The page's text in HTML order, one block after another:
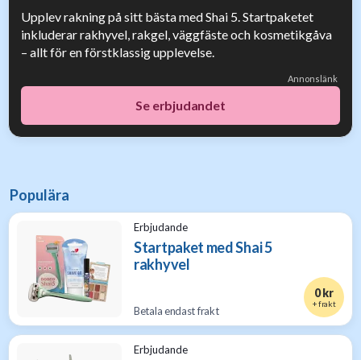
Upplev rakning på sitt bästa med Shai 5. Startpaketet
inkluderar rakhyvel, rakgel, väggfäste och kosmetikgåva
– allt för en förstklassig upplevelse.
Annonslänk
Se erbjudandet
Populära
Erbjudande
Startpaket med Shai 5
rakhyvel
Betala endast frakt
0 kr
+ frakt
Erbjudande